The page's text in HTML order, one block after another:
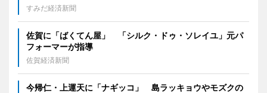
すみだ経済新聞
佐賀に「ばくてん屋」 「シルク・ドゥ・ソレイユ」元パ
フォーマーが指導
佐賀経済新聞
今帰仁・上運天に「ナギッコ」 島ラッキョウやモズクの